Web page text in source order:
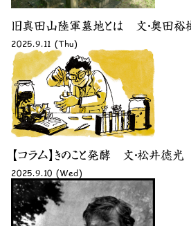
旧真田山陸軍墓地とは 文・奥田裕
2025.9.11 (Thu)
【コラム】きのこと発酵 文・松井徳光
2025.9.10 (Wed)